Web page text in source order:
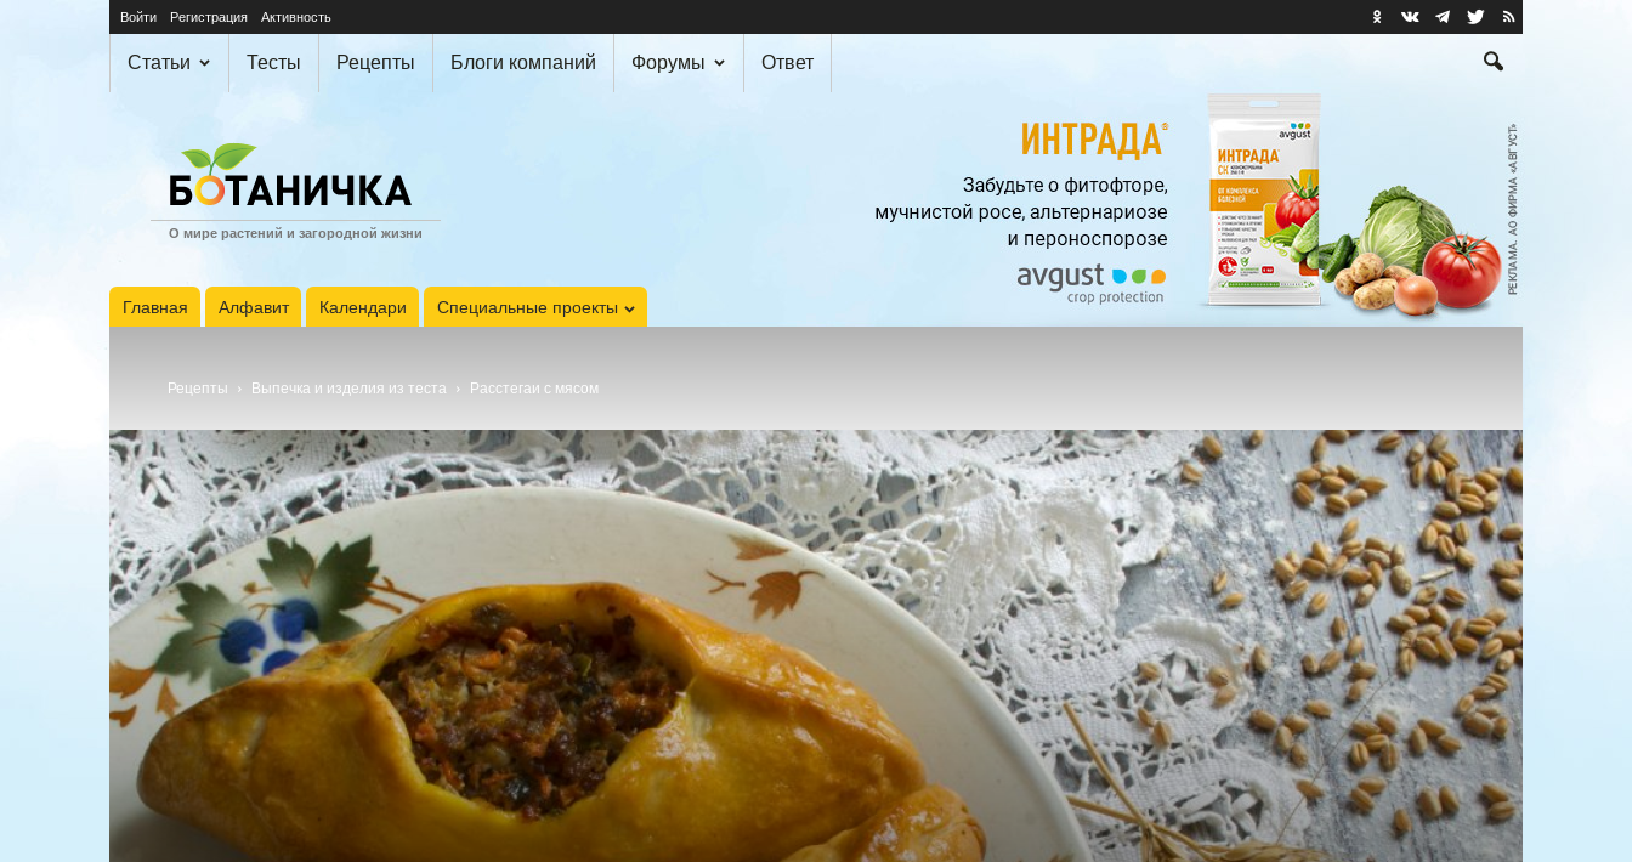
Войти Регистрация Активность
Статьи Тесты Рецепты Блоги компаний Форумы Ответ
О мире растений и загородной жизни
Главная Алфавит Календари Специальные проекты
Рецепты Выпечка и изделия из теста Расстегаи с мясом